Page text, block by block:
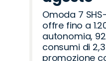
Omoda 7
offre fino a
autonomia,
consumi di
promozione